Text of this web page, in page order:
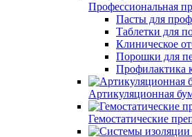
Профессиональная
Пасты для
Таблетки для
Клиническое
Порошки для
Профилактика
Артикуляционная
Гемостатические